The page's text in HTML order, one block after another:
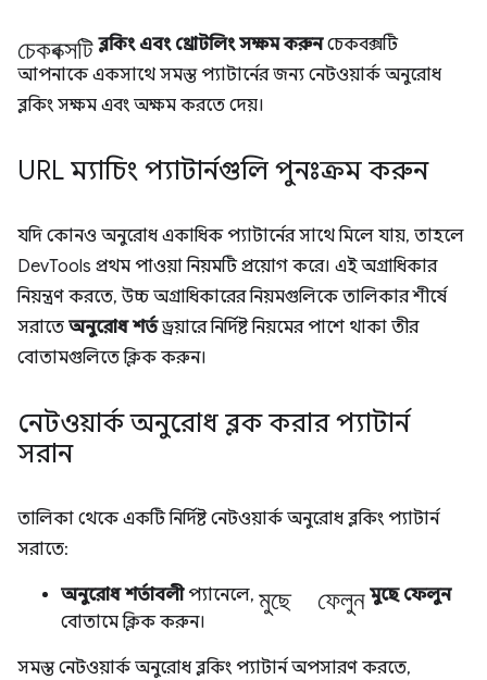
চেকবক্সটি ব্লকিং এবং থ্রোটলিং সক্ষম করুনচেকবক্সটি
আপনাকে একসাথে সমস্ত প্যাটার্নের জন্য নেটওয়ার্ক অনুরোধ
ব্লকিং সক্ষম এবং অক্ষম করতে দেয়।
URL ম্যাচিং প্যাটার্নগুলি পুনঃক্রম করুন
যদি কোনও অনুরোধ একাধিক প্যাটার্নের সাথে মিলে যায়, তাহলে
DevTools প্রথম পাওয়া নিয়মটি প্রয়োগ করে। এই অগ্রাধিকার
নিয়ন্ত্রণ করতে, উচ্চ অগ্রাধিকারের নিয়মগুলিকে তালিকার শীর্ষে
সরাতে অনুরোধ শর্তড্রয়ারে নির্দিষ্ট নিয়মের পাশে থাকা তীর
বোতামগুলিতে ক্লিক করুন।
নেটওয়ার্ক অনুরোধ ব্লক করার প্যাটার্ন
সরান
তালিকা থেকে একটি নির্দিষ্ট নেটওয়ার্ক অনুরোধ ব্লকিং প্যাটার্ন
সরাতে:
অনুরোধ শর্তাবলীপ্যানেলে, মুছে ফেলুন মুছে ফেলুন
বোতামে ক্লিক করুন।
সমস্ত নেটওয়ার্ক অনুরোধ ব্লকিং প্যাটার্ন অপসারণ করতে,